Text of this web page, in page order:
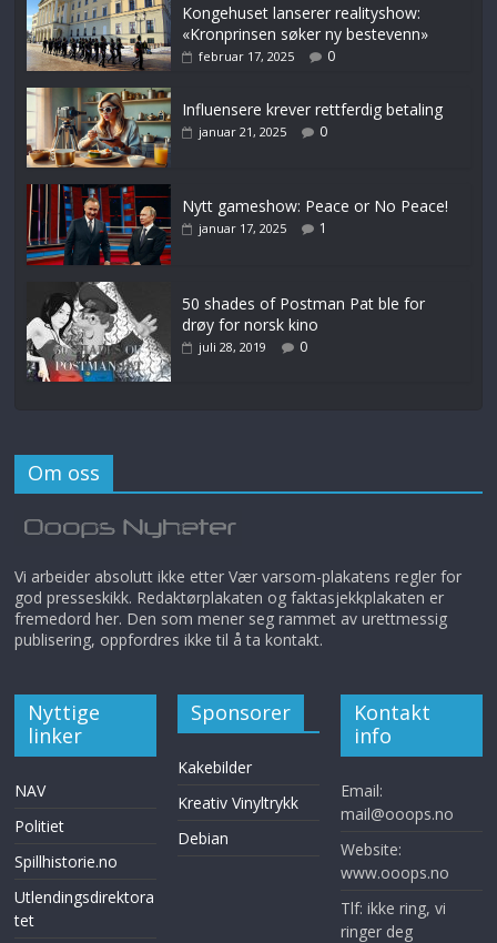
Kongehuset lanserer realityshow:
«Kronprinsen søker ny bestevenn»
februar 17, 2025 0
Influensere krever rettferdig betaling
januar 21, 2025 0
Nytt gameshow: Peace or No Peace!
januar 17, 2025 1
50 shades of Postman Pat ble for
drøy for norsk kino
juli 28, 2019 0
Om oss
Vi arbeider absolutt ikke etter Vær varsom-plakatens regler for
god presseskikk. Redaktørplakaten og faktasjekkplakaten er
fremedord her. Den som mener seg rammet av urettmessig
publisering, oppfordres ikke til å ta kontakt.
Nyttige
linker
NAV
Politiet
Spillhistorie.no
Utlendingsdirektora
tet
Sponsorer
Kakebilder
Kreativ Vinyltrykk
Debian
Kontakt
info
Email:
mail@ooops.no
Website:
www.ooops.no
Tlf: ikke ring, vi
ringer deg